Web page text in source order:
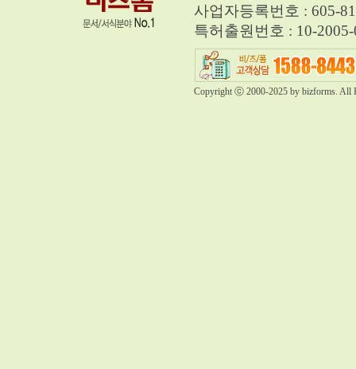
사업자등록번호 : 605-
특허출원번호 : 10-
Copyright ⓒ 2000-2025 by bizforms. All